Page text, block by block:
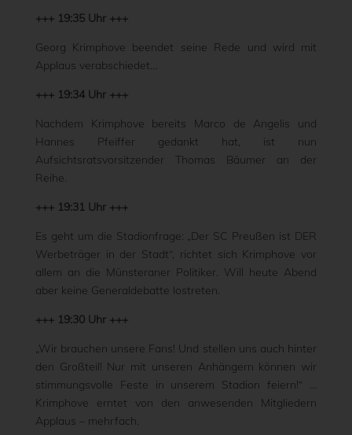
+++ 19:35 Uhr +++
Georg Krimphove beendet seine Rede und wird mit
Applaus verabschiedet…
+++ 19:34 Uhr +++
Nachdem Krimphove bereits Marco de Angelis und
Hannes Pfeiffer gedankt hat, ist nun
Aufsichtsratsvorsitzender Thomas Bäumer an der
Reihe.
+++ 19:31 Uhr +++
Es geht um die Stadionfrage: „Der SC Preußen ist DER
Werbeträger in der Stadt“, richtet sich Krimphove vor
allem an die Münsteraner Politiker. Will heute Abend
aber keine Generaldebatte lostreten.
+++ 19:30 Uhr +++
„Wir brauchen unsere Fans! Und stellen uns auch hinter
den Großteil! Nur mit unseren Anhängern können wir
stimmungsvolle Feste in unserem Stadion feiern!“ …
Krimphove erntet von den anwesenden Mitgliedern
Applaus – mehrfach.